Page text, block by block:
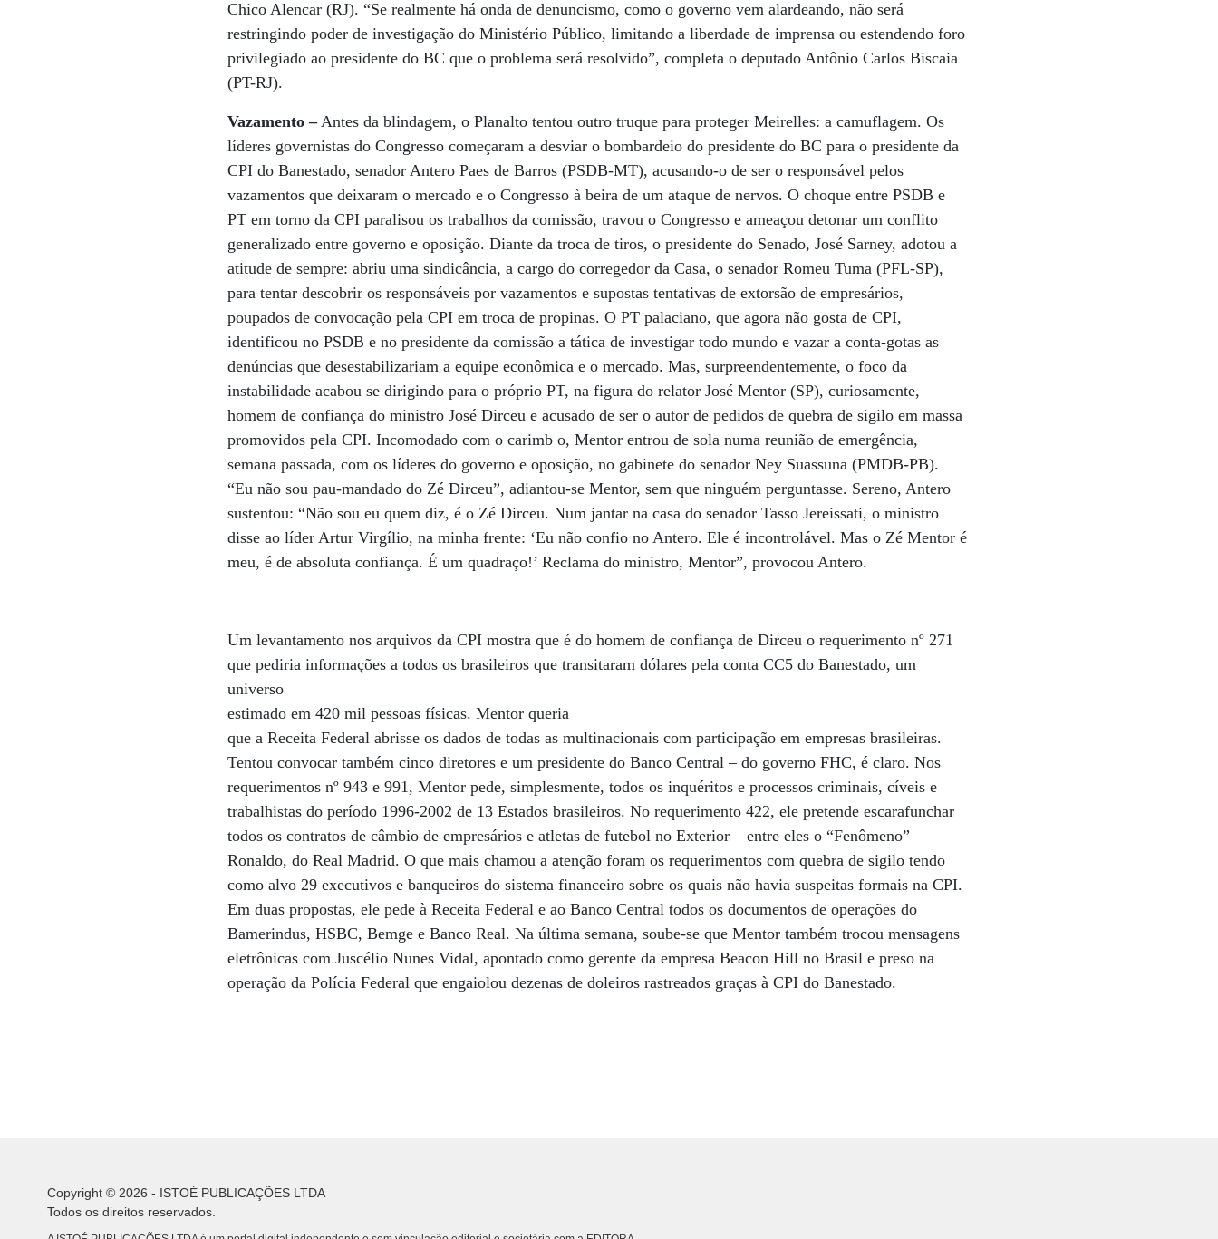
Chico Alencar (RJ). “Se realmente há onda de denuncismo, como o governo vem alardeando, não será
restringindo poder de investigação do Ministério Público, limitando a liberdade de imprensa ou estendendo foro
privilegiado ao presidente do BC que o problema será resolvido”, completa o deputado Antônio Carlos Biscaia
(PT-RJ).
Vazamento –Antes da blindagem, o Planalto tentou outro truque para proteger Meirelles: a camuflagem. Os
líderes governistas do Congresso começaram a desviar o bombardeio do presidente do BC para o presidente da
CPI do Banestado, senador Antero Paes de Barros (PSDB-MT), acusando-o de ser o responsável pelos
vazamentos que deixaram o mercado e o Congresso à beira de um ataque de nervos. O choque entre PSDB e
PT em torno da CPI paralisou os trabalhos da comissão, travou o Congresso e ameaçou detonar um conflito
generalizado entre governo e oposição. Diante da troca de tiros, o presidente do Senado, José Sarney, adotou a
atitude de sempre: abriu uma sindicância, a cargo do corregedor da Casa, o senador Romeu Tuma (PFL-SP),
para tentar descobrir os responsáveis por vazamentos e supostas tentativas de extorsão de empresários,
poupados de convocação pela CPI em troca de propinas. O PT palaciano, que agora não gosta de CPI,
identificou no PSDB e no presidente da comissão a tática de investigar todo mundo e vazar a conta-gotas as
denúncias que desestabilizariam a equipe econômica e o mercado. Mas, surpreendentemente, o foco da
instabilidade acabou se dirigindo para o próprio PT, na figura do relator José Mentor (SP), curiosamente,
homem de confiança do ministro José Dirceu e acusado de ser o autor de pedidos de quebra de sigilo em massa
promovidos pela CPI. Incomodado com o carimb o, Mentor entrou de sola numa reunião de emergência,
semana passada, com os líderes do governo e oposição, no gabinete do senador Ney Suassuna (PMDB-PB).
“Eu não sou pau-mandado do Zé Dirceu”, adiantou-se Mentor, sem que ninguém perguntasse. Sereno, Antero
sustentou: “Não sou eu quem diz, é o Zé Dirceu. Num jantar na casa do senador Tasso Jereissati, o ministro
disse ao líder Artur Virgílio, na minha frente: ‘Eu não confio no Antero. Ele é incontrolável. Mas o Zé Mentor é
meu, é de absoluta confiança. É um quadraço!’ Reclama do ministro, Mentor”, provocou Antero.
Um levantamento nos arquivos da CPI mostra que é do homem de confiança de Dirceu o requerimento nº 271
que pediria informações a todos os brasileiros que transitaram dólares pela conta CC5 do Banestado, um
universo
estimado em 420 mil pessoas físicas. Mentor queria
que a Receita Federal abrisse os dados de todas as multinacionais com participação em empresas brasileiras.
Tentou convocar também cinco diretores e um presidente do Banco Central – do governo FHC, é claro. Nos
requerimentos nº 943 e 991, Mentor pede, simplesmente, todos os inquéritos e processos criminais, cíveis e
trabalhistas do período 1996-2002 de 13 Estados brasileiros. No requerimento 422, ele pretende escarafunchar
todos os contratos de câmbio de empresários e atletas de futebol no Exterior – entre eles o “Fenômeno”
Ronaldo, do Real Madrid. O que mais chamou a atenção foram os requerimentos com quebra de sigilo tendo
como alvo 29 executivos e banqueiros do sistema financeiro sobre os quais não havia suspeitas formais na CPI.
Em duas propostas, ele pede à Receita Federal e ao Banco Central todos os documentos de operações do
Bamerindus, HSBC, Bemge e Banco Real. Na última semana, soube-se que Mentor também trocou mensagens
eletrônicas com Juscélio Nunes Vidal, apontado como gerente da empresa Beacon Hill no Brasil e preso na
operação da Polícia Federal que engaiolou dezenas de doleiros rastreados graças à CPI do Banestado.
Copyright © 2026 - ISTOÉ PUBLICAÇÕES LTDA
Todos os direitos reservados.